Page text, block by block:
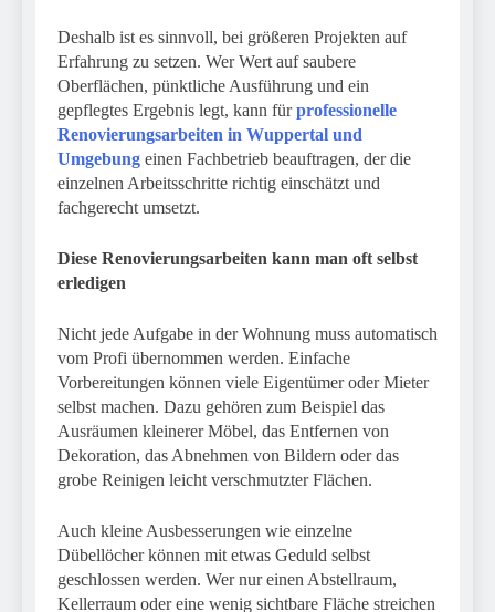
Deshalb ist es sinnvoll, bei größeren Projekten auf
Erfahrung zu setzen. Wer Wert auf saubere
Oberflächen, pünktliche Ausführung und ein
gepflegtes Ergebnis legt, kann fürprofessionelle
Renovierungsarbeiten in Wuppertal und
Umgebung einen Fachbetrieb beauftragen, der die
einzelnen Arbeitsschritte richtig einschätzt und
fachgerecht umsetzt.
Diese Renovierungsarbeiten kann man oft selbst
erledigen
Nicht jede Aufgabe in der Wohnung muss automatisch
vom Profi übernommen werden. Einfache
Vorbereitungen können viele Eigentümer oder Mieter
selbst machen. Dazu gehören zum Beispiel das
Ausräumen kleinerer Möbel, das Entfernen von
Dekoration, das Abnehmen von Bildern oder das
grobe Reinigen leicht verschmutzter Flächen.
Auch kleine Ausbesserungen wie einzelne
Dübellöcher können mit etwas Geduld selbst
geschlossen werden. Wer nur einen Abstellraum,
Kellerraum oder eine wenig sichtbare Fläche streichen